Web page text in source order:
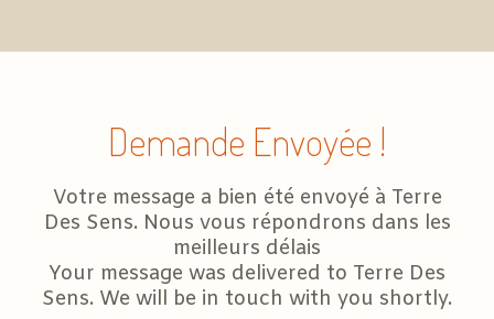
Demande Envoyée !
Votre message a bien été envoyé à Terre
Des Sens. Nous vous répondrons dans les
meilleurs délais
Your message was delivered to Terre Des
Sens. We will be in touch with you shortly.